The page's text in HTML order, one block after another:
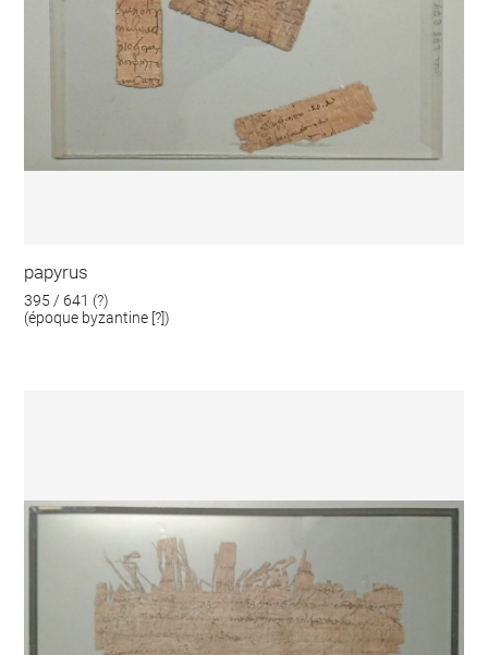
papyrus
395 / 641 (?)
(époque byzantine [?])